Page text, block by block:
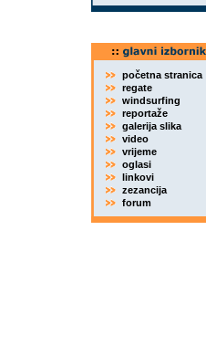
početna stranica
regate
windsurfing
reportaže
galerija slika
video
vrijeme
oglasi
linkovi
zezancija
forum